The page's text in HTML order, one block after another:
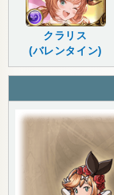
クラリス
(バレンタイン)